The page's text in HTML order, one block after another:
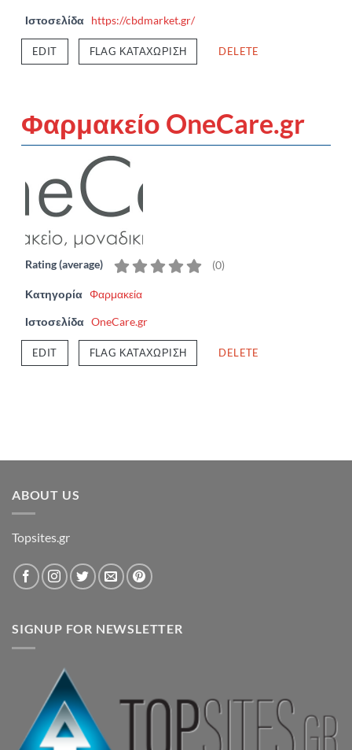
Ιστοσελίδα https://cbdmarket.gr/
EDIT FLAG ΚΑΤΑΧΏΡΙΣΗ DELETE
Φαρμακείο OneCare.gr
Rating (average) (0)
Κατηγορία Φαρμακεία
Ιστοσελίδα OneCare.gr
EDIT FLAG ΚΑΤΑΧΏΡΙΣΗ DELETE
ABOUT US
Topsites.gr
SIGNUP FOR NEWSLETTER